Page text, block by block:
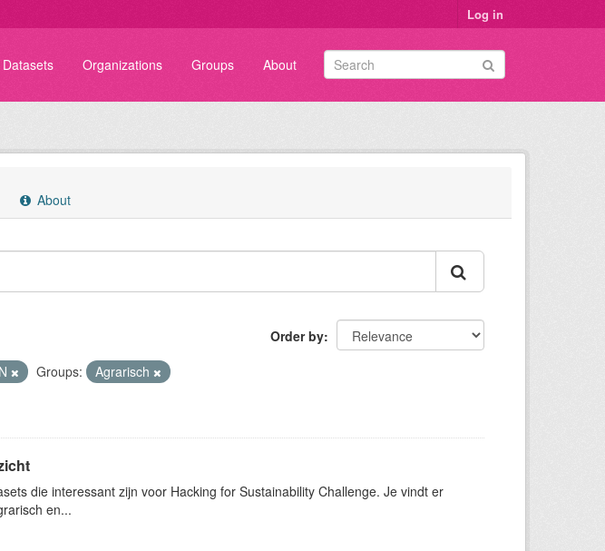
Log in
Datasets Organizations Groups About
About
Order by
Groups:
Agrarisch
die interessant zijn voor Hacking for Sustainability Challenge. Je vindt er
en...